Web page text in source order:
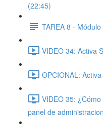
(22:45)
TAREA 8 - Módulo
VIDEO 34: Activa
OPCIONAL:
VIDEO 35:
panel de